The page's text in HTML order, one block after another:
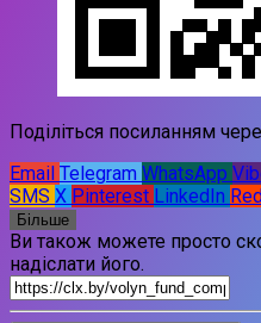
Поділіться посиланням
Email Telegram WhatsApp
SMS X Pinterest LinkedIn
Більше
Ви також можете просто
надіслати його.